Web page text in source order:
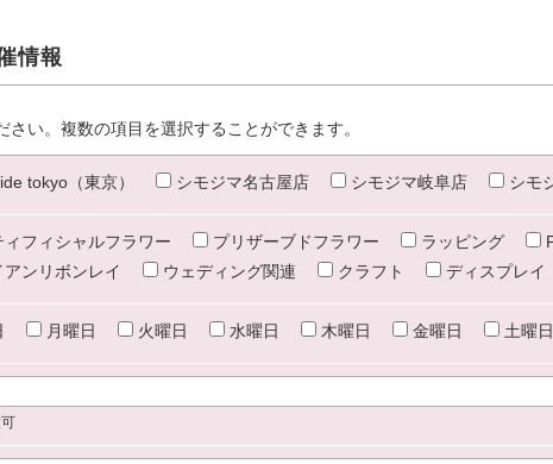
情報
い。複数の項目を選択することができます。
tokyo（東京） シモジマ名古屋店 シモジマ岐阜店 シモ
ィフィシャルフラワー プリザーブドフラワー ラッピング
アンリボンレイ
ウェディング関連 クラフト ディスプレイ
月曜日 火曜日 水曜日 木曜日 金曜日 土曜日